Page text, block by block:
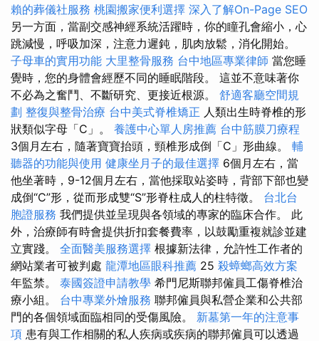
賴的葬儀社服務 桃園搬家便利選擇 深入了解On-Page SEO
另一方面，當副交感神經系統活躍時，你的瞳孔會縮小，心
跳減慢，呼吸加深，注意力遲鈍，肌肉放鬆，消化開始。
子母車的實用功能 大里整骨服務 台中地區專業律師 當您睡
覺時，您的身體會經歷不同的睡眠階段。 這並不意味著你
不必為之奮鬥、不斷研究、更接近根源。 舒適客廳空間規
劃 整復與整骨治療 台中美式脊椎矯正 人類出生時脊椎的形
狀類似字母「C」。 養護中心單人房推薦 台中筋膜刀療程
3個月左右，隨著寶寶抬頭，頸椎形成倒「C」形曲線。 輔
聽器的功能與使用 健康坐月子的最佳選擇 6個月左右，當
他坐著時，9-12個月左右，當他採取站姿時，背部下部也變
成倒“C”形，從而形成雙“S”形脊柱成人的柱特徵。 台北台
胞證服務 我們提供並呈現與各領域的專家的臨床合作。 此
外，治療師有時會提供折扣套餐費率，以鼓勵重複就診並建
立實踐。 全面醫美服務選擇 根據新法律，允許性工作者的
網站業者可被判處 龍潭地區眼科推薦 25 殺蟑螂高效方案
年監禁。 泰國簽證申請教學 希門尼斯聯邦僱員工傷脊椎治
療小組。 台中專業外燴服務 聯邦僱員與私營企業和公共部
門的各個領域面臨相同的受傷風險。 新墓第一年的注意事
項 患有與工作相關的私人疾病或疾病的聯邦僱員可以透過